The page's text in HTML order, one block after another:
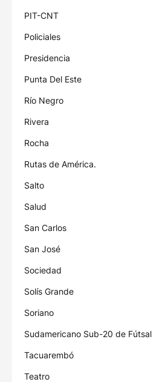
PIT-CNT
Policiales
Presidencia
Punta Del Este
Río Negro
Rivera
Rocha
Rutas de América.
Salto
Salud
San Carlos
San José
Sociedad
Solís Grande
Soriano
Sudamericano Sub-20 de Fútsal
Tacuarembó
Teatro